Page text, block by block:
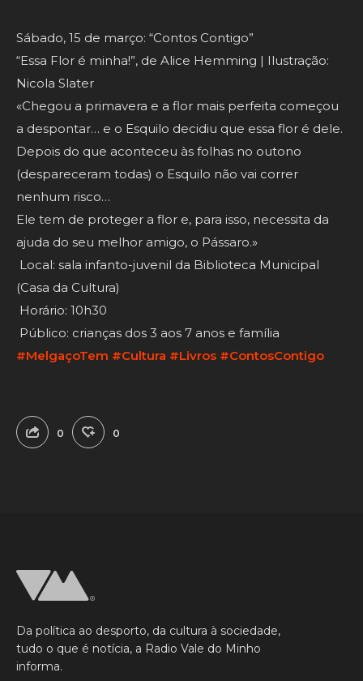
Sábado, 15 de março: “Contos Contigo”
“Essa Flor é minha!”, de Alice Hemming | Ilustração:
Nicola Slater
«Chegou a primavera e a flor mais perfeita começou
a despontar… e o Esquilo decidiu que essa flor é dele.
Depois do que aconteceu às folhas no outono
(despareceram todas) o Esquilo não vai correr
nenhum risco…
Ele tem de proteger a flor e, para isso, necessita da
ajuda do seu melhor amigo, o Pássaro.»
Local: sala infanto-juvenil da Biblioteca Municipal
(Casa da Cultura)
Horário: 10h30
Público: crianças dos 3 aos 7 anos e família
#MelgaçoTem #Cultura #Livros #ContosContigo
0 0
Da política ao desporto, da cultura à sociedade,
tudo o que é notícia, a Radio Vale do Minho
informa.